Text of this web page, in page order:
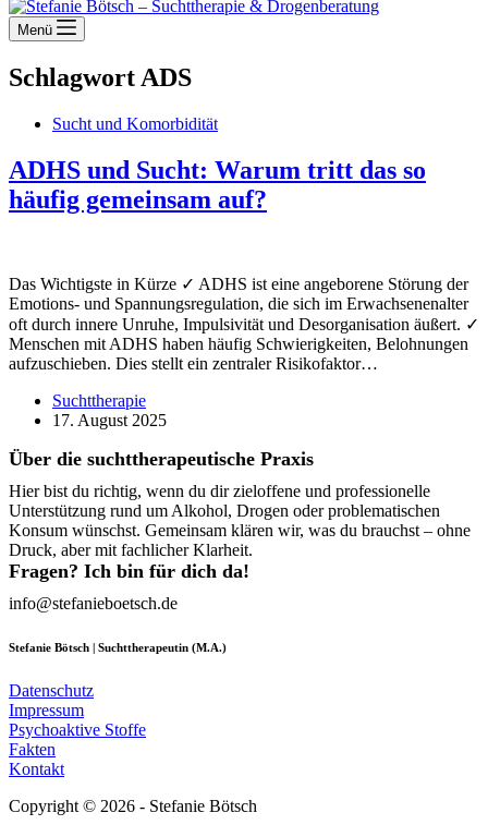
Menü
Schlagwort ADS
Sucht und Komorbidität
ADHS und Sucht: Warum tritt das so
häufig gemeinsam auf?
Das Wichtigste in Kürze ✓ ADHS ist eine angeborene Störung der
Emotions- und Spannungsregulation, die sich im Erwachsenenalter
oft durch innere Unruhe, Impulsivität und Desorganisation äußert. ✓
Menschen mit ADHS haben häufig Schwierigkeiten, Belohnungen
aufzuschieben. Dies stellt ein zentraler Risikofaktor…
Suchttherapie
17. August 2025
Über die suchttherapeutische Praxis
Hier bist du richtig, wenn du dir zieloffene und professionelle
Unterstützung rund um Alkohol, Drogen oder problematischen
Konsum wünschst. Gemeinsam klären wir, was du brauchst – ohne
Druck, aber mit fachlicher Klarheit.
Fragen? Ich bin für dich da!
info@stefanieboetsch.de
Stefanie Bötsch | Suchttherapeutin (M.A.)
Datenschutz
Impressum
Psychoaktive Stoffe
Fakten
Kontakt
Copyright © 2026 - Stefanie Bötsch